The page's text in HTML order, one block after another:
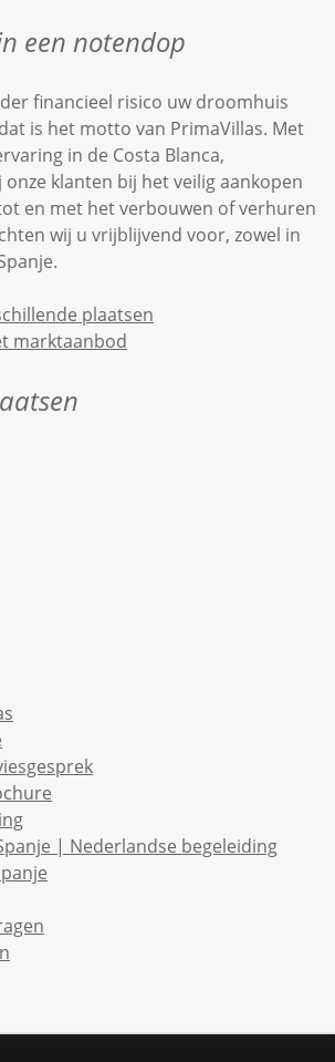
een notendop
financieel risico uw droomhuis
is het motto van PrimaVillas. Met
in de Costa Blanca,
klanten bij het veilig aankopen
en met het verbouwen of verhuren
wij u vrijblijvend voor, zowel in
plaatsen
marktaanbod
| Nederlandse begeleiding